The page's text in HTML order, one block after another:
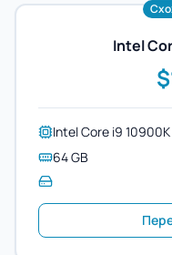
Intel
Intel Core i9 10900K
64 GB